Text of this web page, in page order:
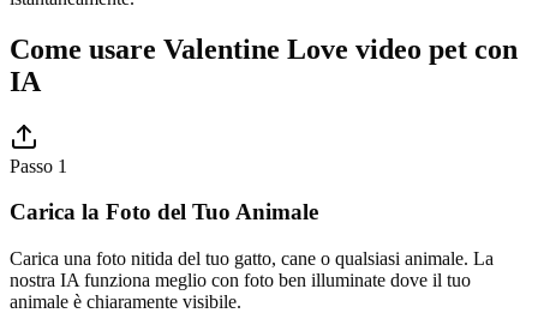
Come usare Valentine Love video pet con
IA
Passo 1
Carica la Foto del Tuo Animale
Carica una foto nitida del tuo gatto, cane o qualsiasi animale. La
nostra IA funziona meglio con foto ben illuminate dove il tuo
animale è chiaramente visibile.